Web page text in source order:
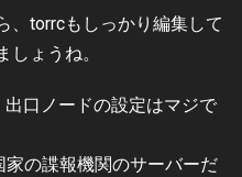
、torrcもしっかり編集して
ょうね。
口ノードの設定はマジで
の諜報機関のサーバーだ